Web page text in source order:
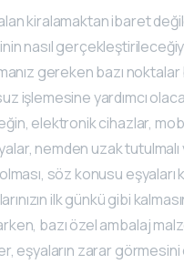
kiralamaktan ibaret
nasıl
gereken bazı noktalar
işlemesine yardımcı
elektronik cihazlar,
nemden uzak
söz konusu eşyaları
ilk günkü gibi
bazı özel ambalaj
eşyaların zarar